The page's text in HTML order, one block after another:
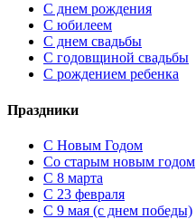
С днем рождения
С юбилеем
С днем свадьбы
С годовщиной свадьбы
С рождением ребенка
Праздники
C Новым Годом
Cо старым новым годом
С 8 марта
С 23 февраля
С 9 мая (с днем победы)